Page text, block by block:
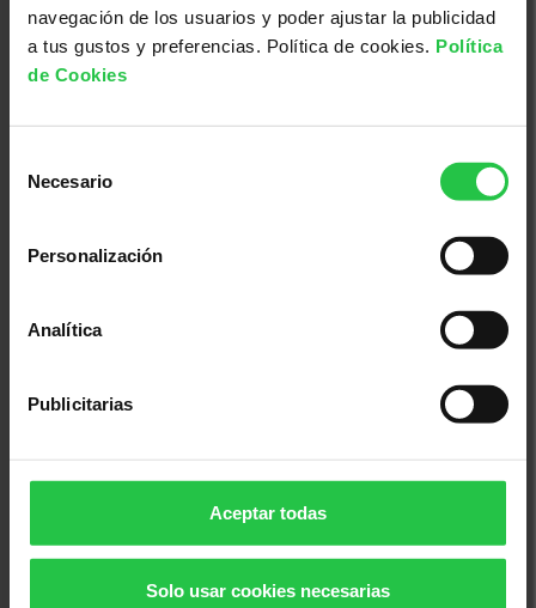
navegación de los usuarios y poder ajustar la publicidad
a tus gustos y preferencias. Política de cookies. Política
de Cookies
Necesario
Personalización
Analítica
Publicitarias
Aceptar todas
Solo usar cookies necesarias
13/08/2026
plenes i coques - Ciutadella